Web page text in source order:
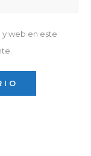
web en este